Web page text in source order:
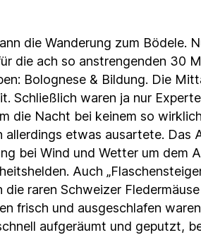
die Wanderung zum Bödele.
die ach so anstrengenden 30
Bolognese & Bildung. Die
Schließlich waren ja nur
die Nacht bei keinem so
etwas ausartete. Das
bei Wind und Wetter um
Auch
raren Schweizer
frisch und ausgeschlafen
aufgeräumt und geputzt,